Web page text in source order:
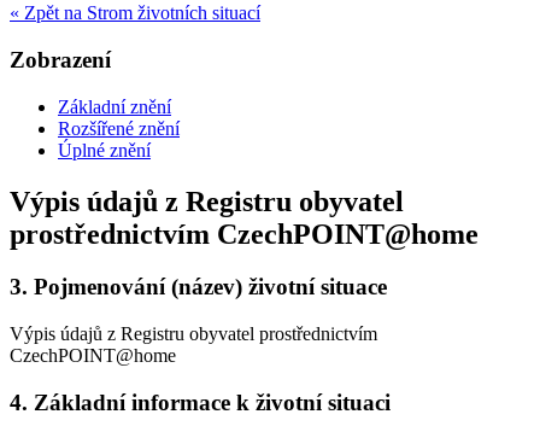
« Zpět na Strom životních situací
Zobrazení
Základní znění
Rozšířené znění
Úplné znění
Výpis údajů z Registru obyvatel
prostřednictvím CzechPOINT@home
3. Pojmenování (název) životní situace
Výpis údajů z Registru obyvatel prostřednictvím
CzechPOINT@home
4. Základní informace k životní situaci